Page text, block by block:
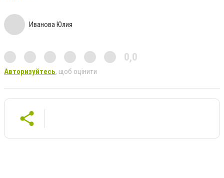
Иванова Юлия
0,0
Авторизуйтесь, щоб оцінити